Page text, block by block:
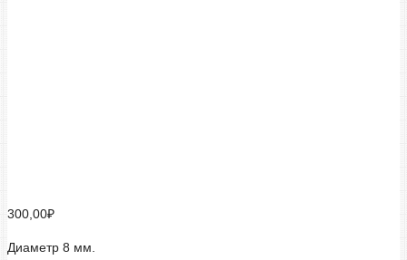
300,00₽
Диаметр 8 мм.